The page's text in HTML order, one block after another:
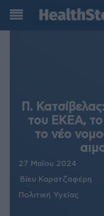
Π.
του ΕΚΕΑ, το
το νέο
27 Μαΐου 2024
Βίκυ Καρατζαφέρη
Πολιτική Υγείας